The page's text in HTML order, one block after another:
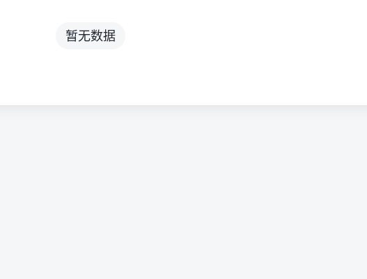
暂无数据